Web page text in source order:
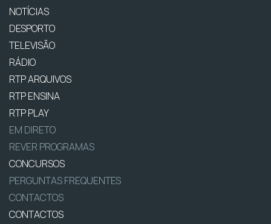
NOTÍCIAS
DESPORTO
TELEVISÃO
RÁDIO
RTP ARQUIVOS
RTP ENSINA
RTP PLAY
EM DIRETO
REVER PROGRAMAS
CONCURSOS
PERGUNTAS FREQUENTES
CONTACTOS
CONTACTOS